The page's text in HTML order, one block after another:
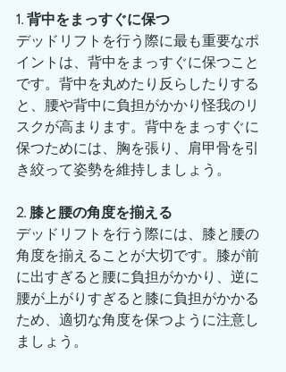
1. 背中をまっすぐに保つ
デッドリフトを行う際に最も重要なポ
イントは、背中をまっすぐに保つこと
です。背中を丸めたり反らしたりする
と、腰や背中に負担がかかり怪我のリ
スクが高まります。背中をまっすぐに
保つためには、胸を張り、肩甲骨を引
き絞って姿勢を維持しましょう。
2. 膝と腰の角度を揃える
デッドリフトを行う際には、膝と腰の
角度を揃えることが大切です。膝が前
に出すぎると腰に負担がかかり、逆に
腰が上がりすぎると膝に負担がかかる
ため、適切な角度を保つように注意し
ましょう。